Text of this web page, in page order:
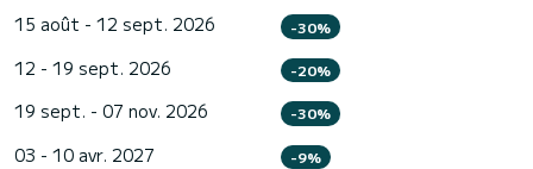
15 août - 12 sept. 2026 -30%
12 - 19 sept. 2026 -20%
19 sept. - 07 nov. 2026 -30%
03 - 10 avr. 2027 -9%